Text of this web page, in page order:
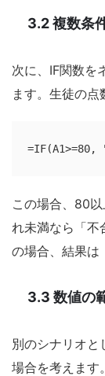
3.2 複数条
次に、IF関数を
ます。生徒の点
この場合、80
れ未満なら「不
の場合、結果は
3.3 数値の
別のシナリオと
場合を考えます